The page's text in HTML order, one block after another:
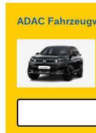
ADAC